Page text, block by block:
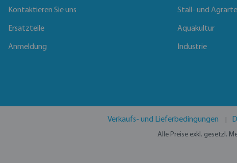
Kontaktieren Sie uns
Ersatzteile
Anmeldung
Stall- und
Aquakultur
Industrie
Verkaufs- und Lieferbedingungen
Alle Preise exkl. gesetzl.